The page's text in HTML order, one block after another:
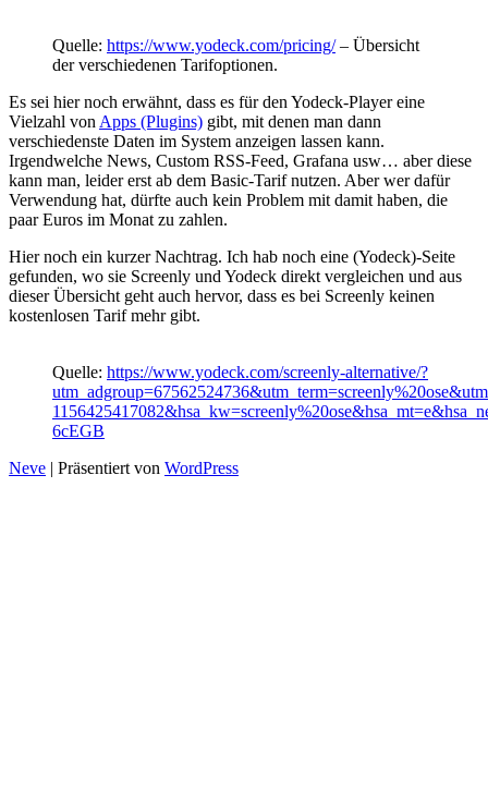
Quelle: https://www.yodeck.com/pricing/– Übersicht
der verschiedenen Tarifoptionen.
Es sei hier noch erwähnt, dass es für den Yodeck-Player eine
Vielzahl von Apps (Plugins) gibt, mit denen man dann
verschiedenste Daten im System anzeigen lassen kann.
Irgendwelche News, Custom RSS-Feed, Grafana usw… aber diese
kann man, leider erst ab dem Basic-Tarif nutzen. Aber wer dafür
Verwendung hat, dürfte auch kein Problem mit damit haben, die
paar Euros im Monat zu zahlen.
Hier noch ein kurzer Nachtrag. Ich hab noch eine (Yodeck)-Seite
gefunden, wo sie Screenly und Yodeck direkt vergleichen und aus
dieser Übersicht geht auch hervor, dass es bei Screenly keinen
kostenlosen Tarif mehr gibt.
Quelle: https://www.yodeck.com/screenly-alternative/?
6cEGB
Neve | Präsentiert von WordPress